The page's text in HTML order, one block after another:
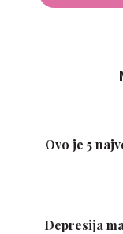
Ovo je 5
Depresija